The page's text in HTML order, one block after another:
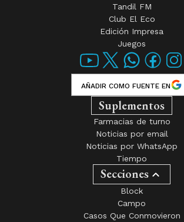
Tandil FM
Club El Eco
Edición Impresa
Juegos
AÑADIR COMO FUENTE EN
Suplementos
Farmacias de turno
Noticias por email
Noticias por WhatsApp
Tiempo
Secciones
Block
Campo
Casos Que Conmovieron